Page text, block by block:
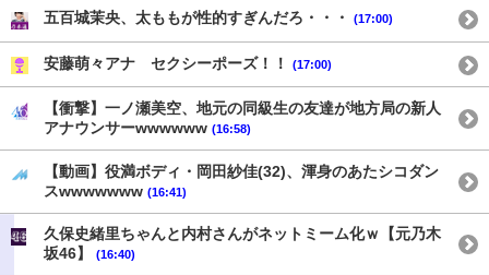
五百城茉央、太ももが性的すぎんだろ・・・ (17:00)
安藤萌々アナ セクシーポーズ！！ (17:00)
【衝撃】一ノ瀬美空、地元の同級生の友達が地方局の新人
アナウンサーwwwwww (16:58)
【動画】役満ボディ・岡田紗佳(32)、渾身のあたシコダン
スwwwwwww (16:41)
久保史緒里ちゃんと内村さんがネットミーム化ｗ【元乃木
坂46】
(16:40)